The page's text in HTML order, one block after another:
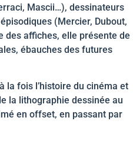
Mascii…), dessinateurs
(Mercier, Dubout,
des affiches, elle présente de
ébauches des futures
la fois l’histoire du cinéma et
la lithographie dessinée au
en offset, en passant par